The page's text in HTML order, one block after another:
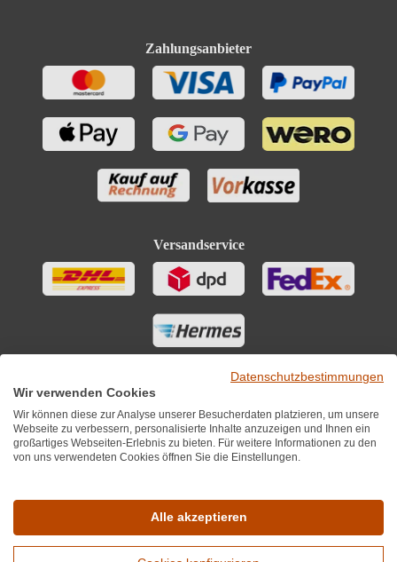
Zahlungsanbieter
Versandservice
Datenschutzbestimmungen
Wir verwenden Cookies
Wir können diese zur Analyse unserer Besucherdaten platzieren, um unsere
Webseite zu verbessern, personalisierte Inhalte anzuzeigen und Ihnen ein
großartiges Webseiten-Erlebnis zu bieten. Für weitere Informationen zu den
von uns verwendeten Cookies öffnen Sie die Einstellungen.
Alle akzeptieren